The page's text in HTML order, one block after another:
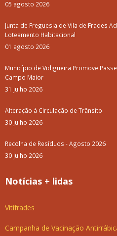
05 agosto 2026
Junta de Freguesia de Vila de Frades
Loteamento Habitacional
01 agosto 2026
Município de Vidigueira Promove
Campo Maior
31 julho 2026
Alteração à Circulação de Trânsito
30 julho 2026
Recolha de Resíduos - Agosto 2026
30 julho 2026
Notícias + lidas
Vitifrades
Campanha de Vacinação